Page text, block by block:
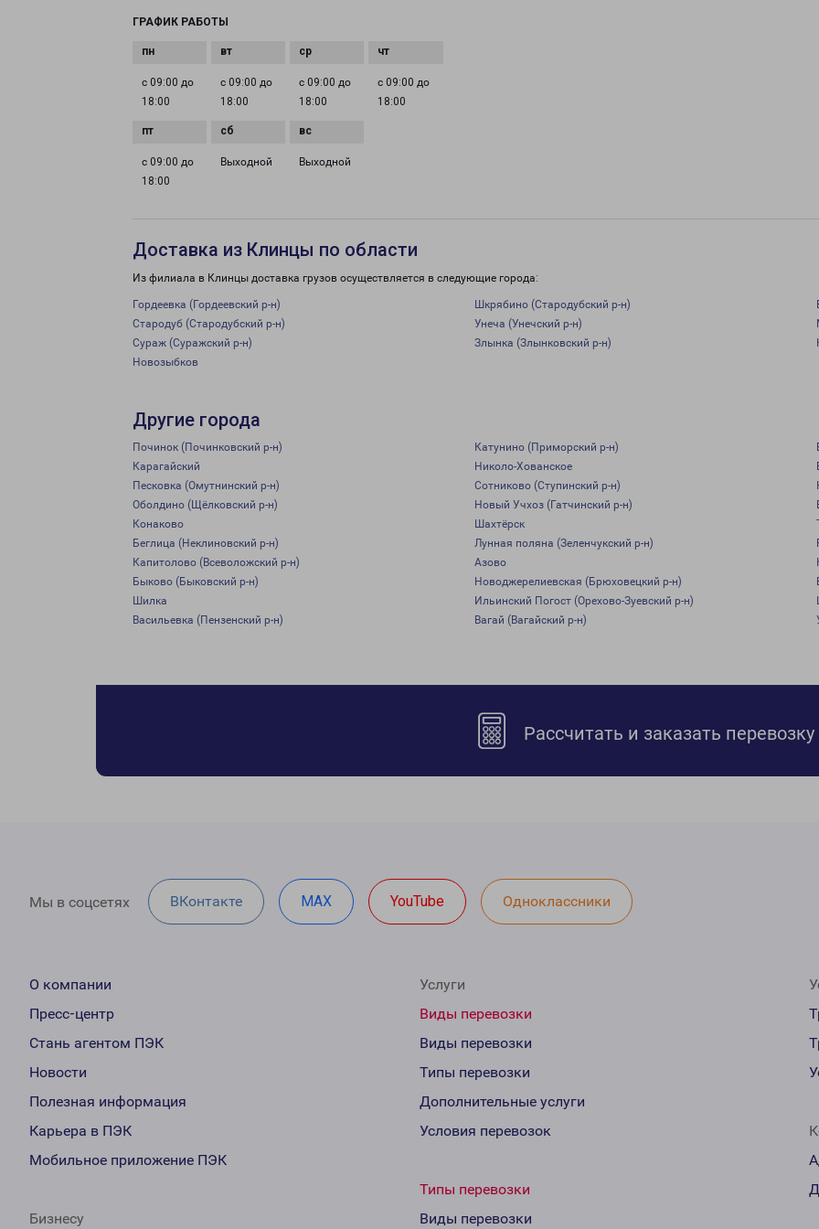
ГРАФИК РАБОТЫ
с 09:00 до
18:00
с 09:00 до
18:00
с 09:00 до
18:00
с 09:00 до
18:00
с 09:00 до
18:00
Выходной Выходной
Доставка из Клинцы по области
Из филиала в Клинцы доставка грузов осуществляется в следующие города:
Гордеевка (Гордеевский р-н) Шкрябино (Стародубский р-н)
Стародуб (Стародубский р-н)
Унеча (Унечский р-н)
Сураж (Суражский р-н)
Злынка (Злынковский р-н)
Новозыбков
Другие города
Починок (Починковский р-н) Катунино (Приморский р-н)
Карагайский
Николо-Хованское
Песковка (Омутнинский р-н)
Сотниково (Ступинский р-н)
Оболдино (Щёлковский р-н)
Новый Учхоз (Гатчинский р-н)
Конаково
Шахтёрск
Беглица (Неклиновский р-н)
Лунная поляна (Зеленчукский р-н)
Капитолово (Всеволожский р-н)
Азово
Быково (Быковский р-н)
Новоджерелиевская (Брюховецкий р-н)
Шилка
Ильинский Погост (Орехово-Зуевский р-н)
Васильевка (Пензенский р-н)
Вагай (Вагайский р-н)
Рассчитать и заказать перевозку
Мы в соцсетях ВКонтакте MAX YouTube Одноклассники
О компании
Пресс-центр
Стань агентом ПЭК
Новости
Полезная информация
Карьера в ПЭК
Мобильное приложение ПЭК
Бизнесу
Услуги
Виды перевозки
Виды перевозки
Типы перевозки
Дополнительные услуги
Условия перевозок
Типы перевозки
Виды перевозки